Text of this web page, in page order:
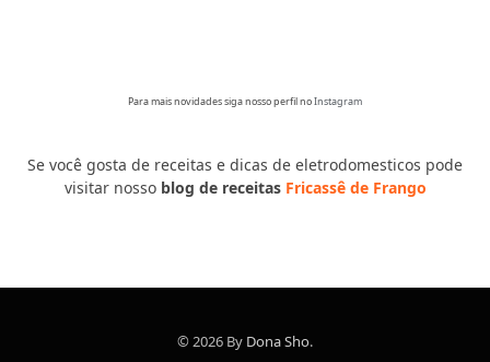
Para mais novidades siga nosso perfil noInstagram
Se você gosta de receitas e dicas de eletrodomesticos pode
visitar nosso blog de receitas Fricassê de Frango
© 2026 By Dona Sho.